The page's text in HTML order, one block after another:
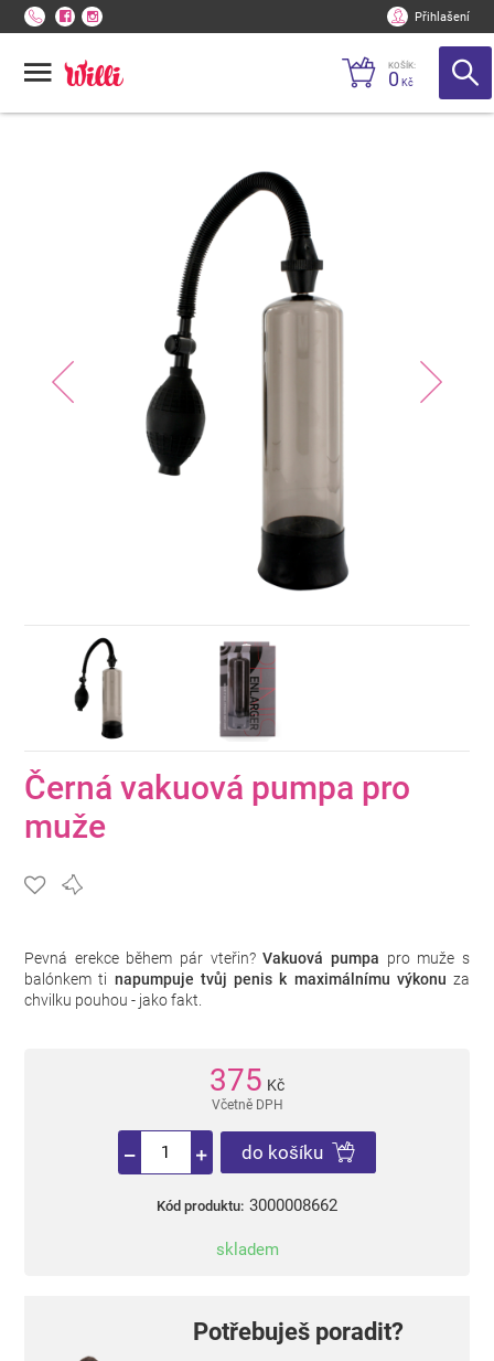
Přihlašení
KOŠÍK:
0 Kč
Černá vakuová pumpa pro
muže
Pevná erekce během pár vteřin?Vakuová pumpa pro muže s
balónkem ti napumpuje tvůj penis k maximálnímu výkonu za
chvilku pouhou - jako fakt.
375 Kč
Včetně DPH
do košíku
Kód produktu: 3000008662
skladem
Potřebuješ poradit?